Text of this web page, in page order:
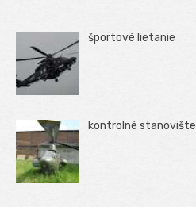
športové lietanie
kontrolné stanovište